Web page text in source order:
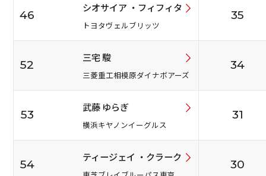
46
シオサイア ・フィフィタ
トヨタヴェルブリッツ
35
52
三宅 駿
三菱重工相模原ダイナボアーズ
34
53
武藤 ゆらぎ
横浜キヤノンイーグルス
31
54
ティージェイ ・クラーク
30